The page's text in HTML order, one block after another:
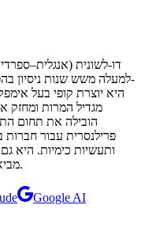
למעלה משש שנות ניסיון
מגדיל המרות ומחזק
הובילה את תחום
פרילנסרית עבור
ותעשיות כימיות. היא
מביאה גישה מעשית וממוקדת-קורא לכל פרויקט.
Google AI